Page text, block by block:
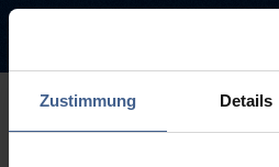
Zustimmung Details